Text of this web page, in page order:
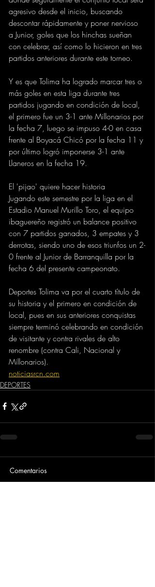
agresivo desde el inicio, buscando
descontar rápidamente y poner nervioso
a Junior, goles que los hinchas sueñan
con celebrar, así como lo hicieron en tres
partidos anteriores durante este torneo.
Y es que Tolima ha logrado marcar tres o
más goles en esta liga durante tres
partidos jugando en condición de local,
el primero fue un 3-1 ante Millonarios por
la fecha 7, luego se impuso 4-0 en casa
frente al Boyacá Chicó por la fecha 11 y
por último logró imponerse 3-1 ante
Llaneros en la fecha 19.
El 'pijao' quiere hacer historia
Jugando este semestre por la liga en el
Estadio Manuel Murillo Toro, el equipo
ibaguereño registró un balance positivo
con 7 partidos ganados, 3 empates y 3
derrotas, siendo uno de esos triunfos un 2-
0 frente al Junior de Barranquilla por la
fecha 6 del presente campeonato.
Deportes Tolima va por el cuarto título de
su historia y el primero en condición de
local, pues en sus anteriores conquistas
siempre terminó celebrando en condición
de visitante y contra rivales de alto
renombre (contra Cali, Nacional y
Millonarios).
noticiasrcn.com
DEPORTES
Comentarios